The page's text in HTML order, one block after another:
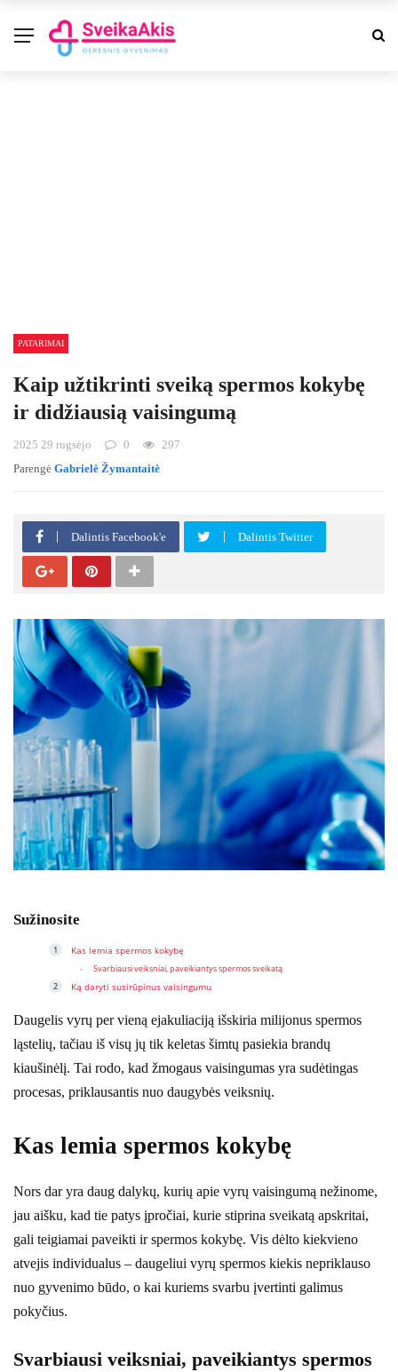
PATARIMAI
Kaip užtikrinti sveiką spermos kokybę
ir didžiausią vaisingumą
2025 29 rugsėjo 0
297
Parengė Gabrielė Žymantaitė
Dalintis Facebook'e Dalintis Twitter
Sužinosite
Kas lemia spermos kokybę
Svarbiausi veiksniai, paveikiantys spermos sveikatą
Ką daryti susirūpinus vaisingumu
Daugelis vyrų per vieną ejakuliaciją išskiria milijonus spermos
ląstelių, tačiau iš visų jų tik keletas šimtų pasiekia brandų
kiaušinėlį. Tai rodo, kad žmogaus vaisingumas yra sudėtingas
procesas, priklausantis nuo daugybės veiksnių.
Kas lemia spermos kokybę
Nors dar yra daug dalykų, kurių apie vyrų vaisingumą nežinome,
jau aišku, kad tie patys įpročiai, kurie stiprina sveikatą apskritai,
gali teigiamai paveikti ir spermos kokybę. Vis dėlto kiekvieno
atvejis individualus – daugeliui vyrų spermos kiekis nepriklauso
nuo gyvenimo būdo, o kai kuriems svarbu įvertinti galimus
pokyčius.
Svarbiausi veiksniai, paveikiantys spermos